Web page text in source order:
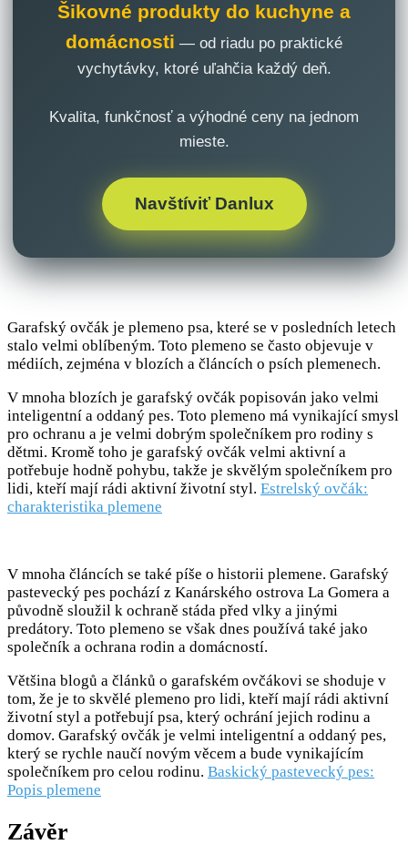
Šikovné produkty do kuchyne a
domácnosti — od riadu po praktické
vychytávky, ktoré uľahčia každý deň.
Kvalita, funkčnosť a výhodné ceny na jednom
mieste.
Navštíviť Danlux
Garafský ovčák je plemeno psa, které se v posledních letech
stalo velmi oblíbeným. Toto plemeno se často objevuje v
médiích, zejména v blozích a článcích o psích plemenech.
V mnoha blozích je garafský ovčák popisován jako velmi
inteligentní a oddaný pes. Toto plemeno má vynikající smysl
pro ochranu a je velmi dobrým společníkem pro rodiny s
dětmi. Kromě toho je garafský ovčák velmi aktivní a
potřebuje hodně pohybu, takže je skvělým společníkem pro
lidi, kteří mají rádi aktivní životní styl. Estrelský ovčák:
charakteristika plemene
V mnoha článcích se také píše o historii plemene. Garafský
pastevecký pes pochází z Kanárského ostrova La Gomera a
původně sloužil k ochraně stáda před vlky a jinými
predátory. Toto plemeno se však dnes používá také jako
společník a ochrana rodin a domácností.
Většina blogů a článků o garafském ovčákovi se shoduje v
tom, že je to skvělé plemeno pro lidi, kteří mají rádi aktivní
životní styl a potřebují psa, který ochrání jejich rodinu a
domov. Garafský ovčák je velmi inteligentní a oddaný pes,
který se rychle naučí novým věcem a bude vynikajícím
společníkem pro celou rodinu. Baskický pastevecký pes:
Popis plemene
Závěr